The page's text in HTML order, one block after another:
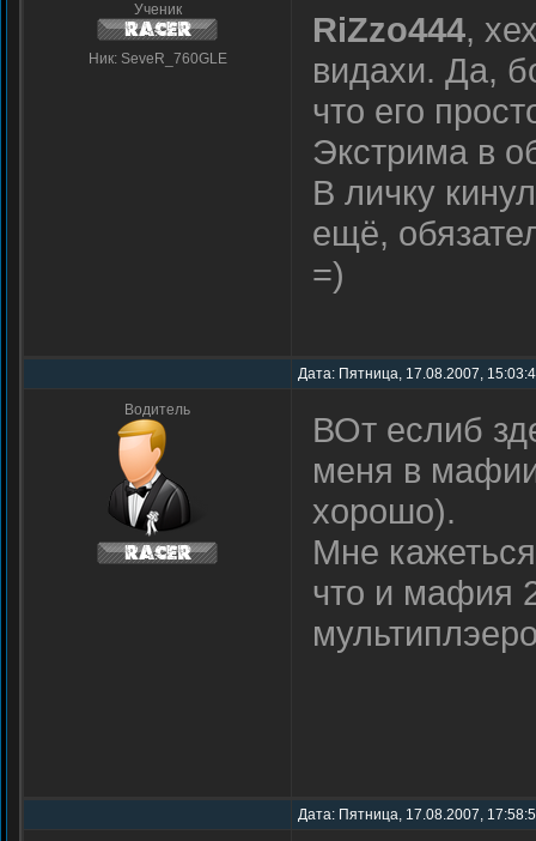
Ученик
Ник: SeveR_760GLE
RiZzo444,
видахи. Да,
что его
Экстрима в
В личку
ещё,
=)
Дата: Пятница, 17.08.2007,
Водитель
ВОт еслиб
меня в
хорошо).
Мне
что и мафия
Дата: Пятница, 17.08.2007,